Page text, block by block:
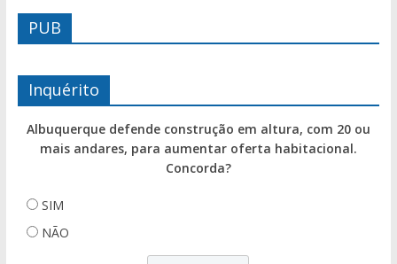
PUB
Inquérito
Albuquerque defende construção em altura, com 20 ou
mais andares, para aumentar oferta habitacional.
Concorda?
SIM
NÃO